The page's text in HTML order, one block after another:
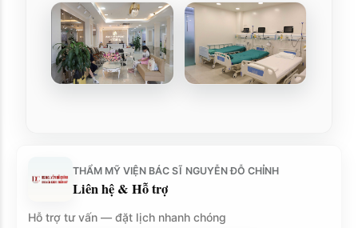
THẨM MỸ VIỆN BÁC SĨ NGUYỄN ĐỖ CHỈNH
Liên hệ & Hỗ trợ
Hỗ trợ tư vấn — đặt lịch nhanh chóng